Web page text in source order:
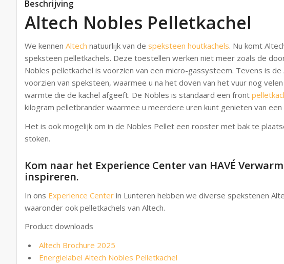
Beschrijving
Altech Nobles Pelletkachel
We kennenAltech natuurlijk van despeksteen houtkachels. Nu komt
speksteen pelletkachels. Deze toestellen werken niet meer zoals de
Nobles pelletkachel is voorzien van een micro-gassysteem. Tevens is
voorzien van speksteen, waarmee u na het doven van het vuur nog
warmte die de kachel afgeeft. De Nobles is standaard een front
kilogram pelletbrander waarmee u meerdere uren kunt genieten van
Het is ook mogelijk om in de Nobles Pellet een rooster met bak te
stoken.
Kom naar het Experience Center van HAVÉ
inspireren.
In ons Experience Center in Lunteren hebben we diverse spekstenen
waaronder ook pelletkachels van Altech.
Product downloads
Altech Brochure 2025
Energielabel Altech Nobles Pelletkachel